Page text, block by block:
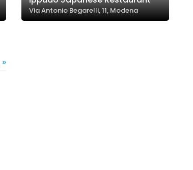
»
Via Antonio Begarelli, 11, Modena